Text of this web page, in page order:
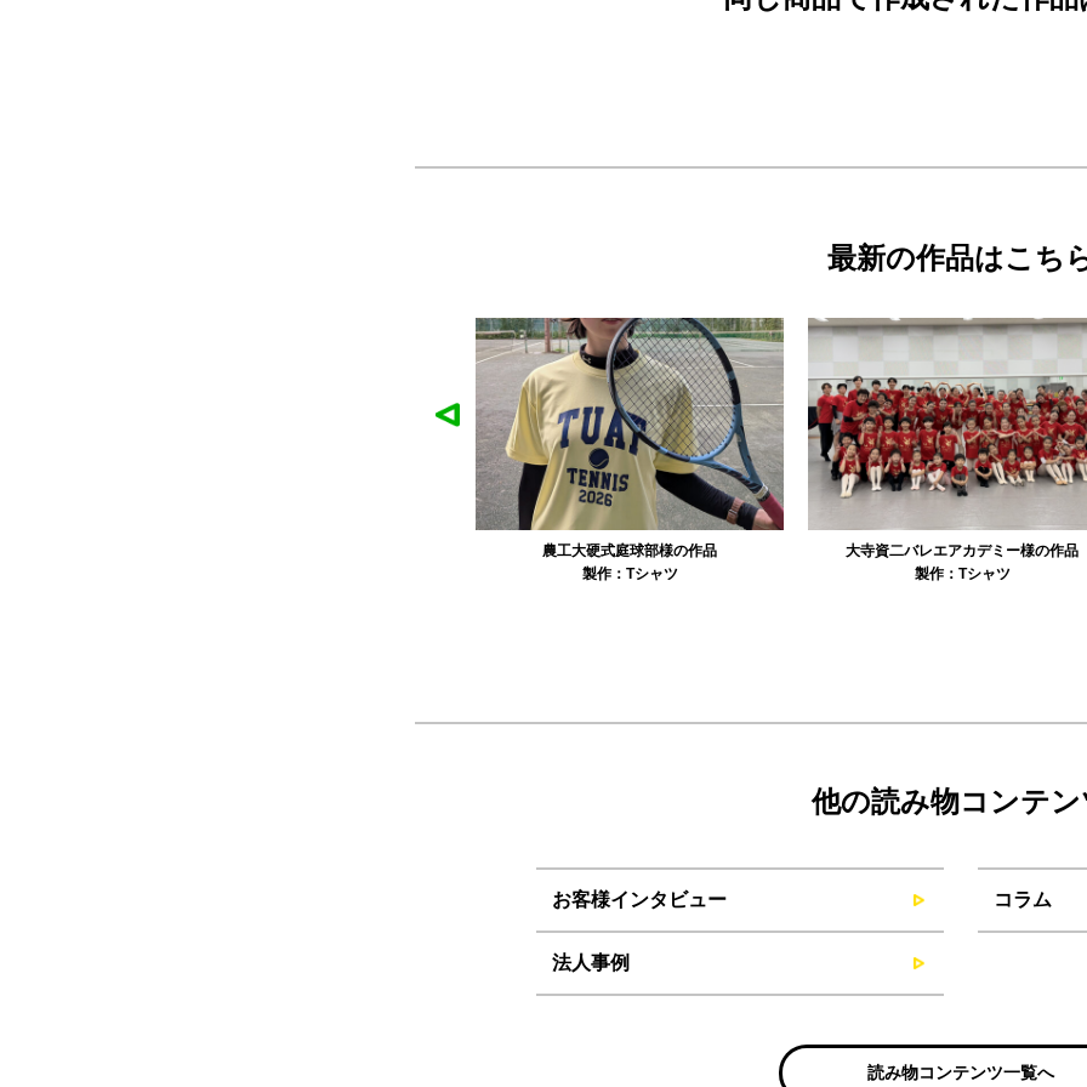
最新の作品はこち
大寺資二バレエアカデミー様の作品
製作： Tシャツ
リュミエル新体操クラブ様の作品
Tシャツ製作：パーカ・スウェ
他の読み物コンテン
お客様インタビュー コラム
法人事例
読み物コンテンツ一覧へ